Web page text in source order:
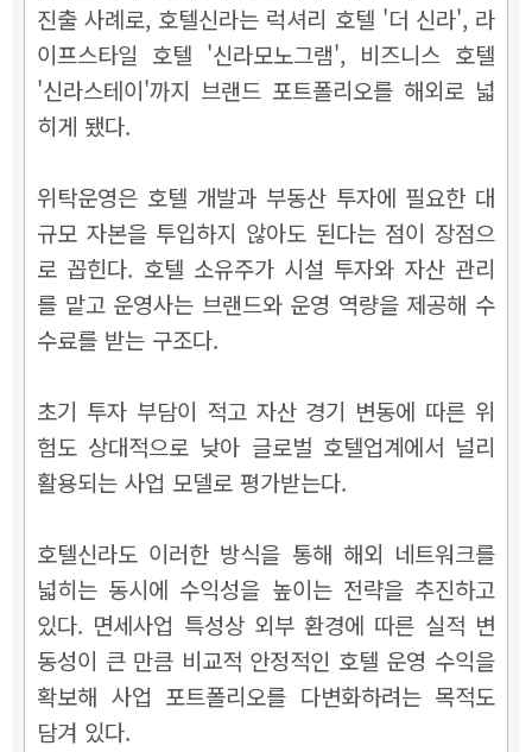
진출 사례로, 호텔신라는 럭셔리 호텔 '더 신라', 라
이프스타일 호텔 '신라모노그램', 비즈니스 호텔
'신라스테이'까지 브랜드 포트폴리오를 해외로 넓
히게 됐다.
위탁운영은 호텔 개발과 부동산 투자에 필요한 대
규모 자본을 투입하지 않아도 된다는 점이 장점으
로 꼽힌다. 호텔 소유주가 시설 투자와 자산 관리
를 맡고 운영사는 브랜드와 운영 역량을 제공해 수
수료를 받는 구조다.
초기 투자 부담이 적고 자산 경기 변동에 따른 위
험도 상대적으로 낮아 글로벌 호텔업계에서 널리
활용되는 사업 모델로 평가받는다.
호텔신라도 이러한 방식을 통해 해외 네트워크를
넓히는 동시에 수익성을 높이는 전략을 추진하고
있다. 면세사업 특성상 외부 환경에 따른 실적 변
동성이 큰 만큼 비교적 안정적인 호텔 운영 수익을
확보해 사업 포트폴리오를 다변화하려는 목적도
담겨 있다.